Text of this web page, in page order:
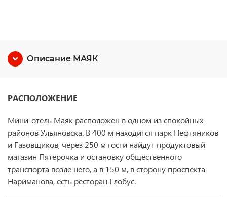
Описание МАЯК
РАСПОЛОЖЕНИЕ
Мини-отель Маяк расположен в одном из спокойных
районов Ульяновска. В 400 м находится парк Нефтяников
и Газовщиков, через 250 м гости найдут продуктовый
магазин Пятерочка и остановку общественного
транспорта возле него, а в 150 м, в сторону проспекта
Нариманова, есть ресторан Глобус.